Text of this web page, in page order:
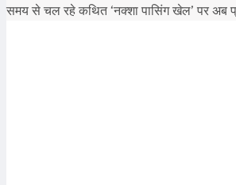
समय से चल रहे कथित ‘नक्शा पासिंग खेल’ पर अब